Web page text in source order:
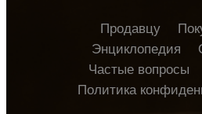
Продавцу
Энциклопедия
Частые вопросы
Политика